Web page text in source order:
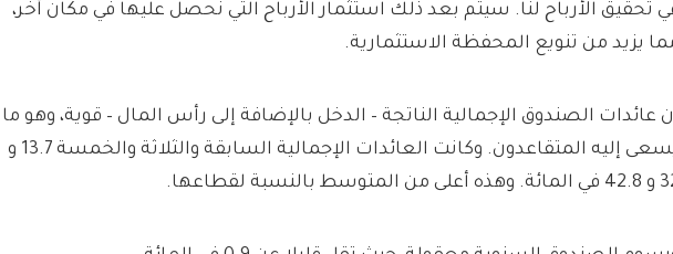
تحقيق الأرباح لنا. سيتم بعد ذلك استثمار الأرباح التي نحصل عليها في مكان آخر،
يزيد من تنويع المحفظة الاستثمارية.
عائدات الصندوق الإجمالية الناتجة – الدخل بالإضافة إلى رأس المال – قوية، وهو ما
يسعى إليه المتقاعدون. وكانت العائدات الإجمالية السابقة والثلاثة والخمسة 13.7 و
من المتوسط ​​بالنسبة لقطاعها.